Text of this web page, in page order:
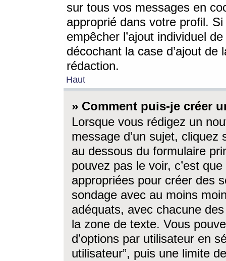
sur tous vos messages en
approprié dans votre profil.
empêcher l’ajout individuel
décochant la case d’ajout
rédaction.
Haut
» Comment puis-je créer
Lorsque vous rédigez un
message d’un sujet, cliquez
au dessous du formulaire
pouvez pas le voir, c’est
appropriées pour créer des
sondage avec au moins
adéquats, avec chacune
la zone de texte. Vous
d’options par utilisateur en
utilisateur”, puis une limite